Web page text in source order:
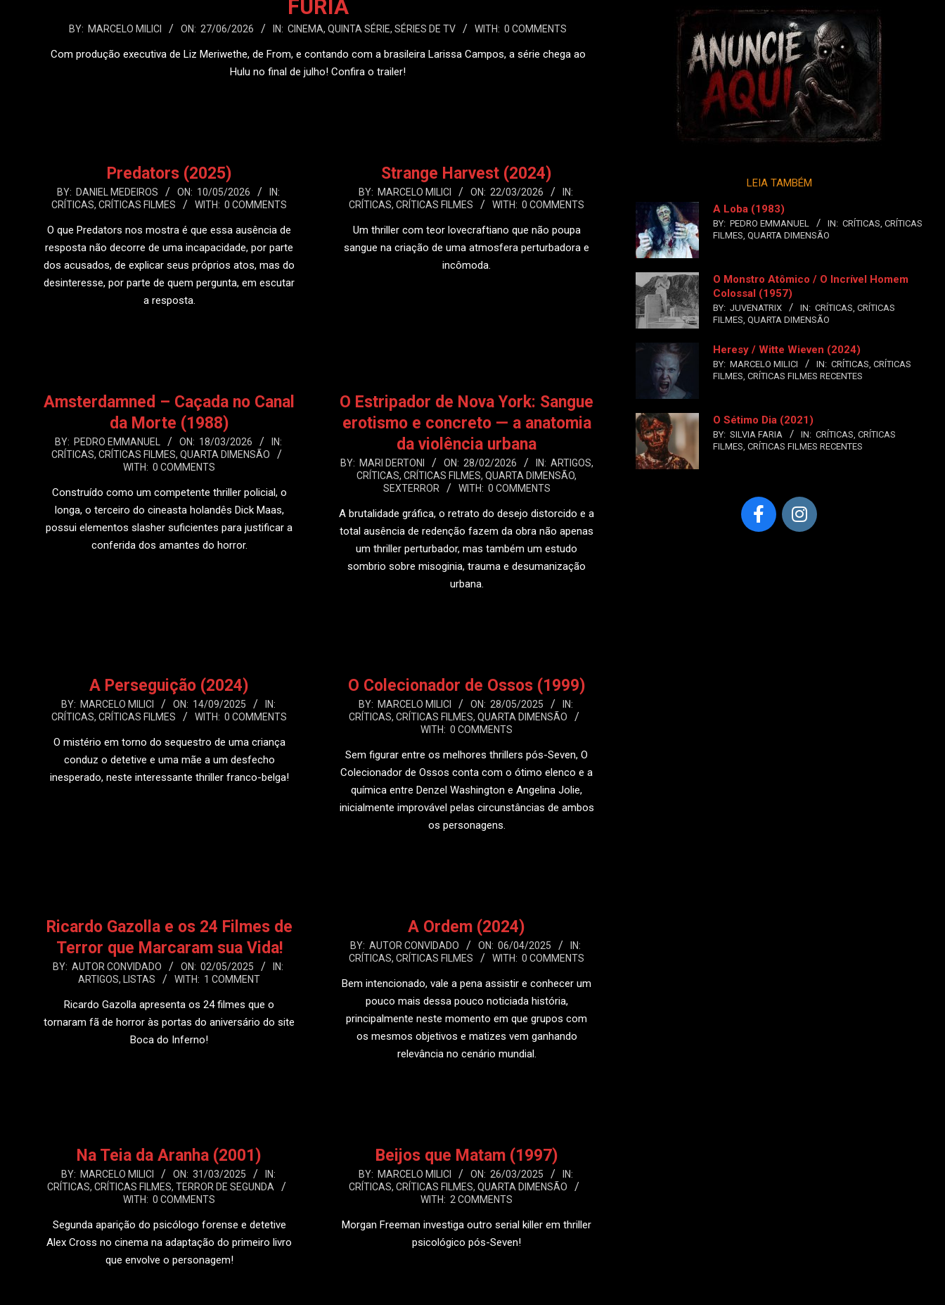
FÚRIA
BY: MARCELO MILICI ON: 27/06/2026 IN: CINEMA, QUINTA SÉRIE, SÉRIES DE TV WITH: 0 COMMENTS
Com produção executiva de Liz Meriwethe, de From, e contando com a brasileira Larissa Campos, a série chega ao
Hulu no final de julho! Confira o trailer!
Predators (2025)
2026-
05-
10
BY: DANIEL MEDEIROS ON: 10/05/2026
IN:
CRÍTICAS, CRÍTICAS FILMES WITH: 0 COMMENTS
O que Predators nos mostra é que essa ausência de
resposta não decorre de uma incapacidade, por parte
dos acusados, de explicar seus próprios atos, mas do
desinteresse, por parte de quem pergunta, em escutar
a resposta.
Strange Harvest (2024)
2026-
03-
BY: MARCELO MILICI ON: 22/03/2026
IN:
CRÍTICAS, CRÍTICAS FILMES WITH: 0 COMMENTS
Um thriller com teor lovecraftiano que não poupa
sangue na criação de uma atmosfera perturbadora e
incômoda.
Amsterdamned – Caçada no Canal
da Morte (1988)
2026-
03-
BY: PEDRO EMMANUEL ON: 18/03/2026
IN:
CRÍTICAS, CRÍTICAS FILMES, QUARTA DIMENSÃO
WITH: 0 COMMENTS
Construído como um competente thriller policial, o
longa, o terceiro do cineasta holandês Dick Maas,
possui elementos slasher suficientes para justificar a
conferida dos amantes do horror.
O Estripador de Nova York: Sangue
erotismo e concreto — a anatomia
da violência urbana
2026-
BY: MARI DERTONI ON: 28/02/2026 IN: ARTIGOS,
CRÍTICAS, CRÍTICAS FILMES, QUARTA DIMENSÃO,
SEXTERROR
WITH: 0 COMMENTS
A brutalidade gráfica, o retrato do desejo distorcido e a
total ausência de redenção fazem da obra não apenas
um thriller perturbador, mas também um estudo
sombrio sobre misoginia, trauma e desumanização
urbana.
A Perseguição (2024)
2025-
09-
BY: MARCELO MILICI ON: 14/09/2025
IN:
CRÍTICAS, CRÍTICAS FILMES WITH: 0 COMMENTS
O mistério em torno do sequestro de uma criança
conduz o detetive e uma mãe a um desfecho
inesperado, neste interessante thriller franco-belga!
O Colecionador de Ossos (1999)
2025-
05-
BY: MARCELO MILICI ON: 28/05/2025
IN:
CRÍTICAS, CRÍTICAS FILMES, QUARTA DIMENSÃO
WITH: 0 COMMENTS
Sem figurar entre os melhores thrillers pós-Seven, O
Colecionador de Ossos conta com o ótimo elenco e a
química entre Denzel Washington e Angelina Jolie,
inicialmente improvável pelas circunstâncias de ambos
os personagens.
Ricardo Gazolla e os 24 Filmes de
Terror que Marcaram sua Vida!
2025-
BY: AUTOR CONVIDADO ON: 02/05/2025
IN:
ARTIGOS, LISTAS WITH: 1 COMMENT
Ricardo Gazolla apresenta os 24 filmes que o
tornaram fã de horror às portas do aniversário do site
Boca do Inferno!
A Ordem (2024)
2025-
04-
06
BY: AUTOR CONVIDADO ON: 06/04/2025
IN:
CRÍTICAS, CRÍTICAS FILMES WITH: 0 COMMENTS
Bem intencionado, vale a pena assistir e conhecer um
pouco mais dessa pouco noticiada história,
principalmente neste momento em que grupos com
os mesmos objetivos e matizes vem ganhando
relevância no cenário mundial.
Na Teia da Aranha (2001)
2025-
03-
BY: MARCELO MILICI ON: 31/03/2025
IN:
CRÍTICAS, CRÍTICAS FILMES, TERROR DE SEGUNDA
WITH: 0 COMMENTS
Segunda aparição do psicólogo forense e detetive
Alex Cross no cinema na adaptação do primeiro livro
que envolve o personagem!
Beijos que Matam (1997)
2025-
03-
BY: MARCELO MILICI ON: 26/03/2025
IN:
CRÍTICAS, CRÍTICAS FILMES, QUARTA DIMENSÃO
WITH: 2 COMMENTS
Morgan Freeman investiga outro serial killer em thriller
psicológico pós-Seven!
LEIA TAMBÉM
A Loba (1983)
BY: PEDRO EMMANUEL IN: CRÍTICAS, CRÍTICAS
FILMES, QUARTA DIMENSÃO
O Monstro Atômico / O Incrível Homem
Colossal (1957)
BY: JUVENATRIX IN: CRÍTICAS, CRÍTICAS
FILMES, QUARTA DIMENSÃO
Heresy / Witte Wieven (2024)
BY: MARCELO MILICI IN: CRÍTICAS, CRÍTICAS
FILMES, CRÍTICAS FILMES RECENTES
O Sétimo Dia (2021)
BY: SILVIA FARIA IN: CRÍTICAS, CRÍTICAS
FILMES, CRÍTICAS FILMES RECENTES